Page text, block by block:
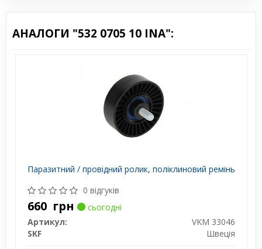
АНАЛОГИ "532 0705 10 INA":
Паразитний / провідний ролик, поліклиновий ремінь
0 відгуків
660 грн
сьогодні
Артикул:
VKM 33046
SKF
Швеція